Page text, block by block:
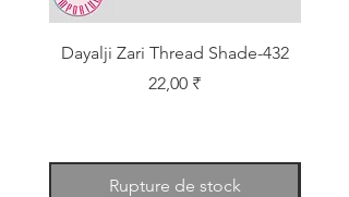
Dayalji Zari Thread Shade-432
Prix
22,00 ₹
Rupture de stock